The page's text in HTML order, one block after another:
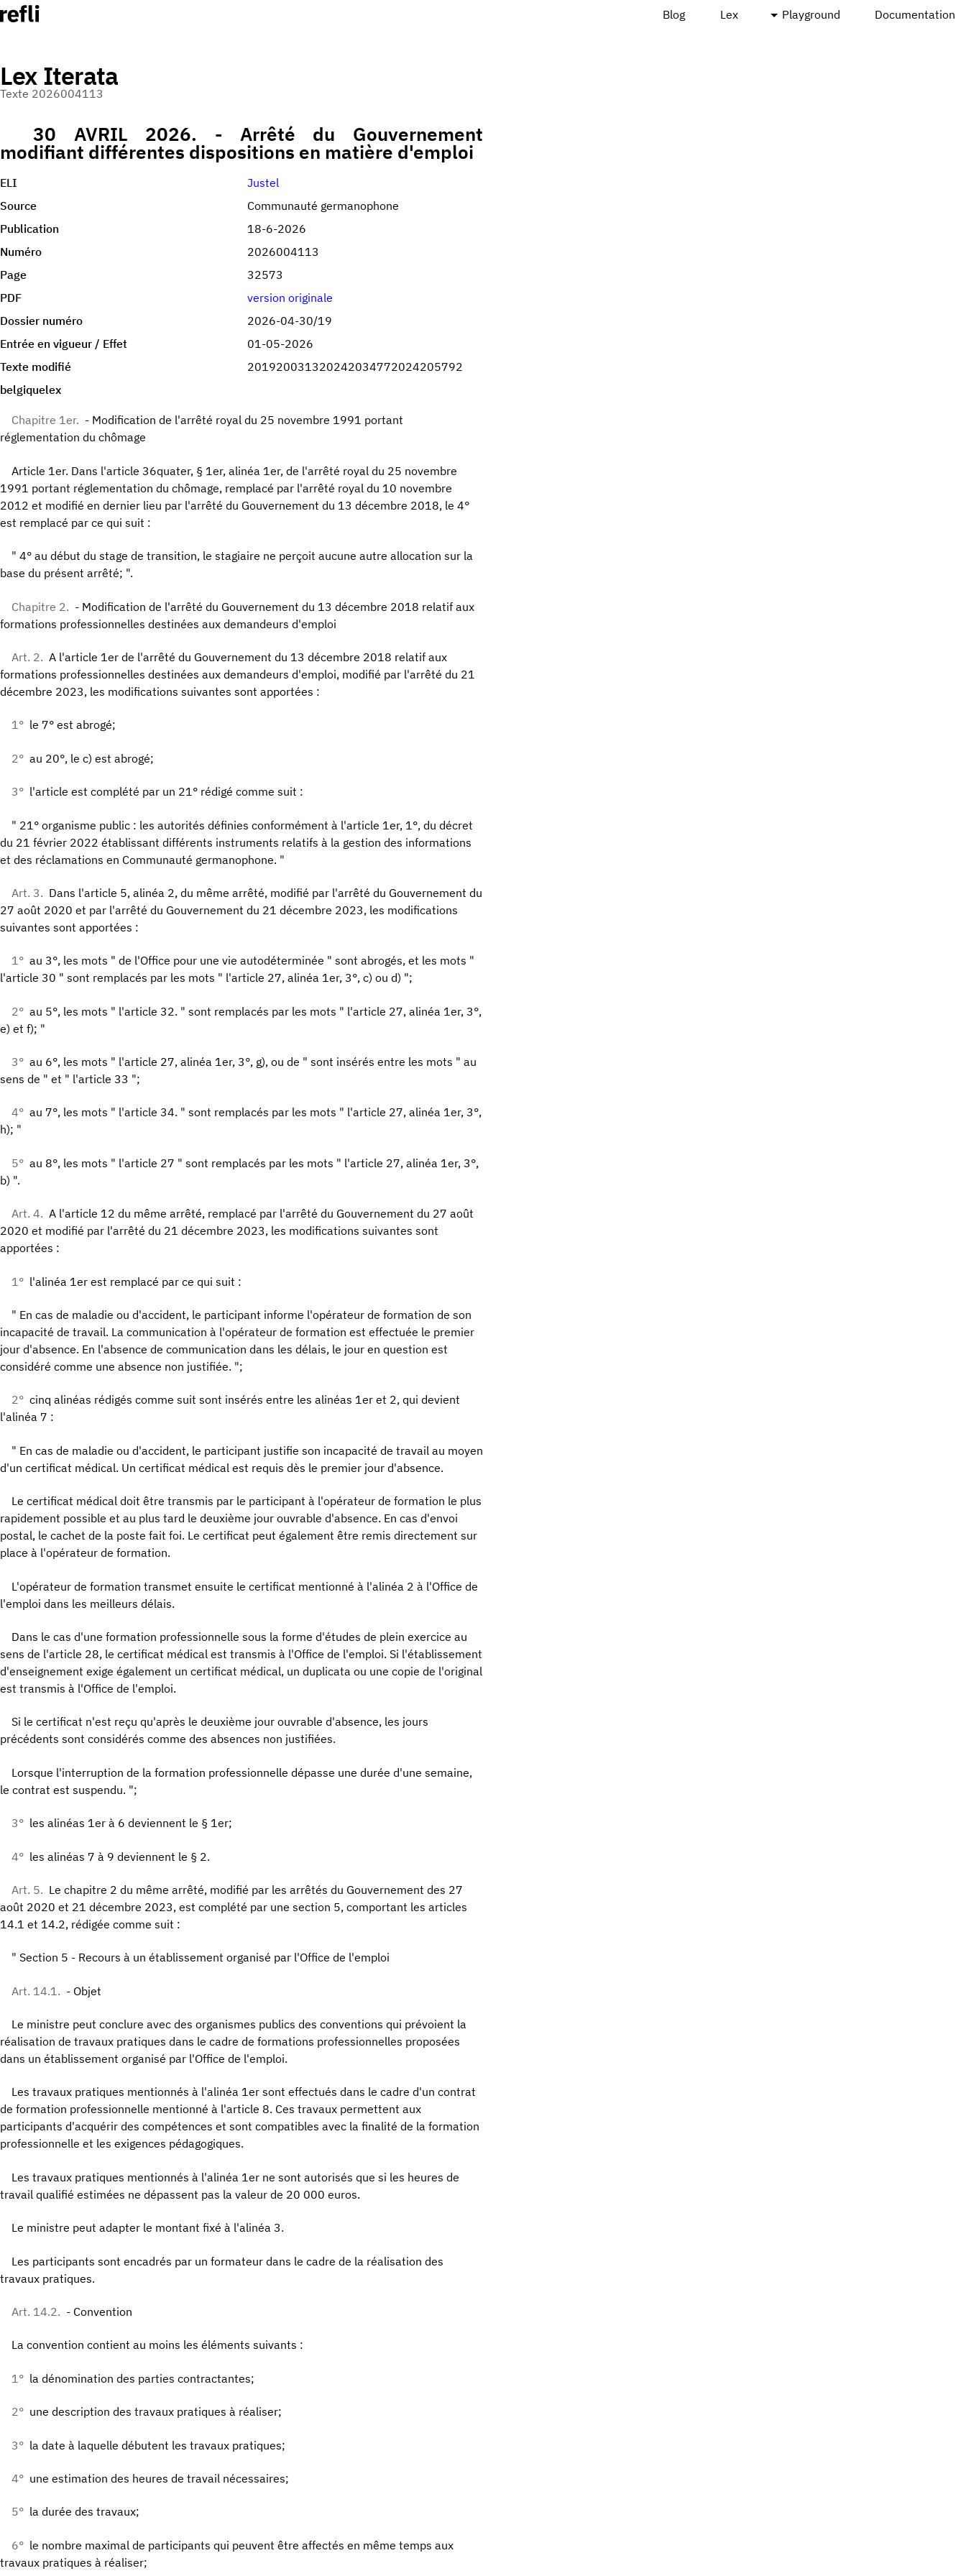
Blog Lex Playground Documentation
Lex Iterata
Texte 2026004113
30 AVRIL 2026. - Arrêté du Gouvernement
modifiant différentes dispositions en matière d'emploi
ELI
Justel
Source
Communauté germanophone
Publication
18-6-2026
Numéro
2026004113
Page
32573
PDF
version originale
Dossier numéro
2026-04-30/19
Entrée en vigueur / Effet
01-05-2026
Texte modifié
201920031320242034772024205792
belgiquelex
Chapitre 1er. - Modification de l'arrêté royal du 25 novembre 1991 portant
réglementation du chômage
Article 1er. Dans l'article 36quater, § 1er, alinéa 1er, de l'arrêté royal du 25 novembre
1991 portant réglementation du chômage, remplacé par l'arrêté royal du 10 novembre
2012 et modifié en dernier lieu par l'arrêté du Gouvernement du 13 décembre 2018, le 4°
est remplacé par ce qui suit :
" 4° au début du stage de transition, le stagiaire ne perçoit aucune autre allocation sur la
base du présent arrêté; ".
Chapitre 2. - Modification de l'arrêté du Gouvernement du 13 décembre 2018 relatif aux
formations professionnelles destinées aux demandeurs d'emploi
Art. 2. A l'article 1er de l'arrêté du Gouvernement du 13 décembre 2018 relatif aux
formations professionnelles destinées aux demandeurs d'emploi, modifié par l'arrêté du 21
décembre 2023, les modifications suivantes sont apportées :
1° le 7° est abrogé;
2° au 20°, le c) est abrogé;
3° l'article est complété par un 21° rédigé comme suit :
" 21° organisme public : les autorités définies conformément à l'article 1er, 1°, du décret
du 21 février 2022 établissant différents instruments relatifs à la gestion des informations
et des réclamations en Communauté germanophone. "
Art. 3. Dans l'article 5, alinéa 2, du même arrêté, modifié par l'arrêté du Gouvernement du
27 août 2020 et par l'arrêté du Gouvernement du 21 décembre 2023, les modifications
suivantes sont apportées :
1° au 3°, les mots " de l'Office pour une vie autodéterminée " sont abrogés, et les mots "
l'article 30 " sont remplacés par les mots " l'article 27, alinéa 1er, 3°, c) ou d) ";
2° au 5°, les mots " l'article 32. " sont remplacés par les mots " l'article 27, alinéa 1er, 3°,
e) et f); "
3° au 6°, les mots " l'article 27, alinéa 1er, 3°, g), ou de " sont insérés entre les mots " au
sens de " et " l'article 33 ";
4° au 7°, les mots " l'article 34. " sont remplacés par les mots " l'article 27, alinéa 1er, 3°,
h); "
5° au 8°, les mots " l'article 27 " sont remplacés par les mots " l'article 27, alinéa 1er, 3°,
b) ".
Art. 4. A l'article 12 du même arrêté, remplacé par l'arrêté du Gouvernement du 27 août
2020 et modifié par l'arrêté du 21 décembre 2023, les modifications suivantes sont
apportées :
1° l'alinéa 1er est remplacé par ce qui suit :
" En cas de maladie ou d'accident, le participant informe l'opérateur de formation de son
incapacité de travail. La communication à l'opérateur de formation est effectuée le premier
jour d'absence. En l'absence de communication dans les délais, le jour en question est
considéré comme une absence non justifiée. ";
2° cinq alinéas rédigés comme suit sont insérés entre les alinéas 1er et 2, qui devient
l'alinéa 7 :
" En cas de maladie ou d'accident, le participant justifie son incapacité de travail au moyen
d'un certificat médical. Un certificat médical est requis dès le premier jour d'absence.
Le certificat médical doit être transmis par le participant à l'opérateur de formation le plus
rapidement possible et au plus tard le deuxième jour ouvrable d'absence. En cas d'envoi
postal, le cachet de la poste fait foi. Le certificat peut également être remis directement sur
place à l'opérateur de formation.
L'opérateur de formation transmet ensuite le certificat mentionné à l'alinéa 2 à l'Office de
l'emploi dans les meilleurs délais.
Dans le cas d'une formation professionnelle sous la forme d'études de plein exercice au
sens de l'article 28, le certificat médical est transmis à l'Office de l'emploi. Si l'établissement
d'enseignement exige également un certificat médical, un duplicata ou une copie de l'original
est transmis à l'Office de l'emploi.
Si le certificat n'est reçu qu'après le deuxième jour ouvrable d'absence, les jours
précédents sont considérés comme des absences non justifiées.
Lorsque l'interruption de la formation professionnelle dépasse une durée d'une semaine,
le contrat est suspendu. ";
3° les alinéas 1er à 6 deviennent le § 1er;
4° les alinéas 7 à 9 deviennent le § 2.
Art. 5. Le chapitre 2 du même arrêté, modifié par les arrêtés du Gouvernement des 27
août 2020 et 21 décembre 2023, est complété par une section 5, comportant les articles
14.1 et 14.2, rédigée comme suit :
" Section 5 - Recours à un établissement organisé par l'Office de l'emploi
Art. 14.1. - Objet
Le ministre peut conclure avec des organismes publics des conventions qui prévoient la
réalisation de travaux pratiques dans le cadre de formations professionnelles proposées
dans un établissement organisé par l'Office de l'emploi.
Les travaux pratiques mentionnés à l'alinéa 1er sont effectués dans le cadre d'un contrat
de formation professionnelle mentionné à l'article 8. Ces travaux permettent aux
participants d'acquérir des compétences et sont compatibles avec la finalité de la formation
professionnelle et les exigences pédagogiques.
Les travaux pratiques mentionnés à l'alinéa 1er ne sont autorisés que si les heures de
travail qualifié estimées ne dépassent pas la valeur de 20 000 euros.
Le ministre peut adapter le montant fixé à l'alinéa 3.
Les participants sont encadrés par un formateur dans le cadre de la réalisation des
travaux pratiques.
Art. 14.2. - Convention
La convention contient au moins les éléments suivants :
1° la dénomination des parties contractantes;
2° une description des travaux pratiques à réaliser;
3° la date à laquelle débutent les travaux pratiques;
4° une estimation des heures de travail nécessaires;
5° la durée des travaux;
6° le nombre maximal de participants qui peuvent être affectés en même temps aux
travaux pratiques à réaliser;